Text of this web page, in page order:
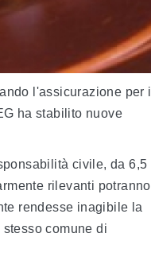
l'assicurazione per i
ha stabilito nuove
civile, da 6,5
rilevanti potranno
rendesse inagibile la
comune di